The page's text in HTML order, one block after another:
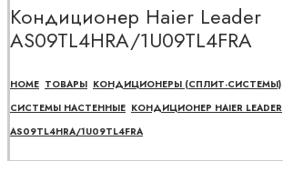
Кондиционер Haier Leader
AS09TL4HRA/1U09TL4FRA
HOME ТОВАРЫ КОНДИЦИОНЕРЫ (СПЛИТ-СИСТЕМЫ)
СИСТЕМЫ НАСТЕННЫЕ КОНДИЦИОНЕР HAIER LEADER
AS09TL4HRA/1U09TL4FRA